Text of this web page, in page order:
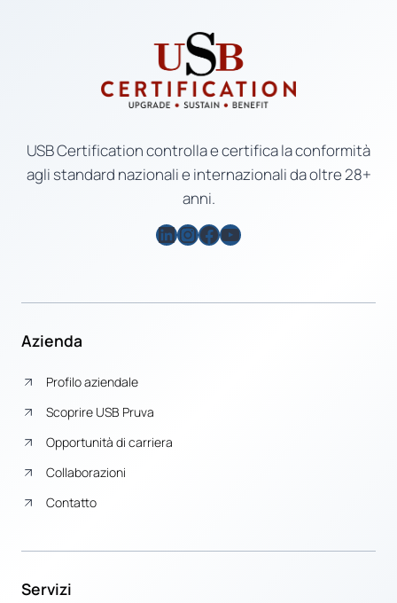
USB Certification controlla e certifica la conformità
agli standard nazionali e internazionali da oltre 28+
anni.
LinkedIn
Instagram
Facebook
YouTube
Azienda
Profilo aziendale
Scoprire USB Pruva
Opportunità di carriera
Collaborazioni
Contatto
Servizi